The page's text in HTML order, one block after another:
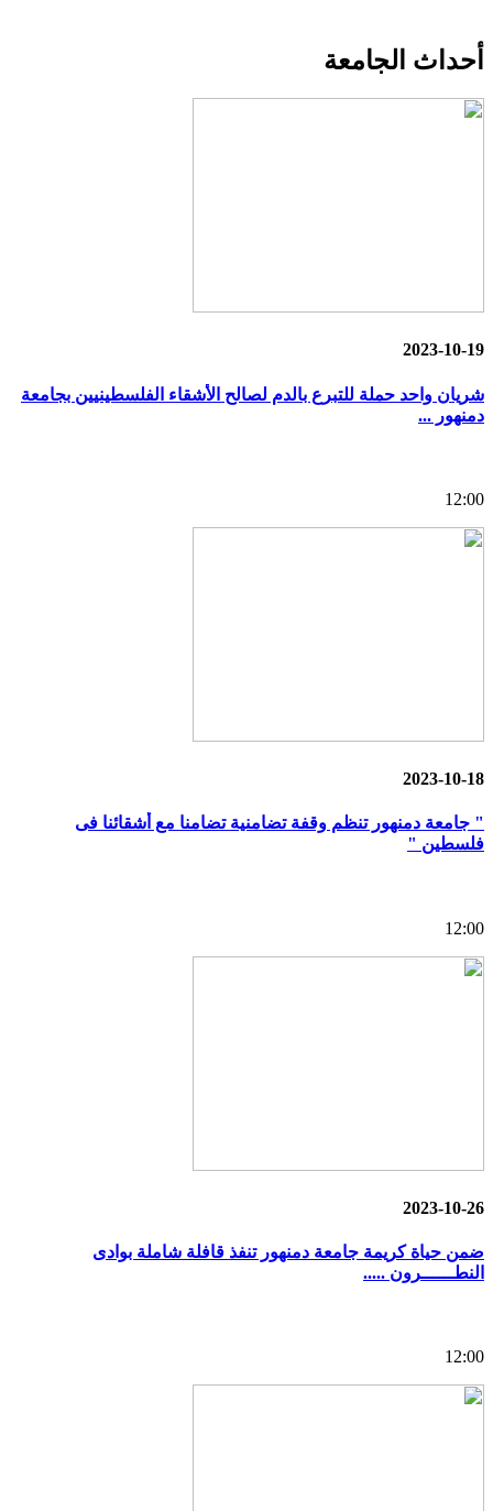
أحداث الجامعة
2023-10-19
شريان واحد حملة للتبرع بالدم لصالح الأشقاء الفلسطينيين بجامعة
دمنهور ...
12:00
2023-10-18
" جامعة دمنهور تنظم وقفة تضامنية تضامنا مع أشقائنا فى
فلسطين "
12:00
2023-10-26
ضمن حياة كريمة جامعة دمنهور تنفذ قافلة شاملة بوادى
النطــــــرون .....
12:00